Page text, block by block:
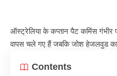
ऑस्ट्रेलिया के कप्तान पैट कमिंस गंभीर
वापस चले गए हैं जबकि जोश हेजलवुड का
Contents